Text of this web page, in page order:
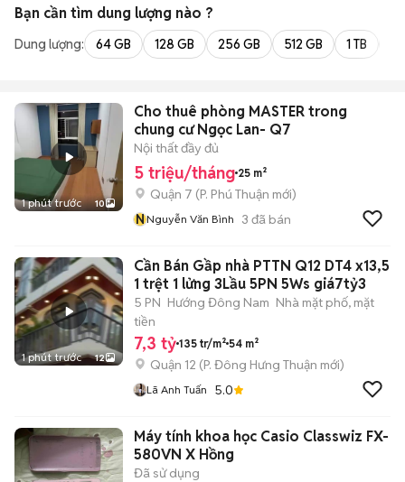
Bạn cần tìm dung lượng nào ?
Dung lượng: 64 GB 128 GB 256 GB 512 GB 1 TB
1 phút trước 10
Cho thuê phòng MASTER trong
chung cư Ngọc Lan- Q7
Nội thất đầy đủ
5 triệu/tháng 25 m²
Quận 7 (P. Phú Thuận mới)
NNguyễn Văn Bình 3 đã bán
1 phút trước 12
Cần Bán Gầp nhà PTTN Q12 DT4 x13,5
1 trệt 1 lửng 3Lầu 5PN 5Ws giá7tỷ3
5 PN Hướng Đông Nam Nhà mặt phố, mặt
tiền
7,3 tỷ 135 tr/m² 54 m²
Quận 12 (P. Đông Hưng Thuận mới)
Lã Anh Tuấn 5.0
Máy tính khoa học Casio Classwiz FX-
580VN X Hồng
Đã sử dụng